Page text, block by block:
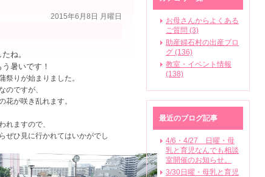
2015年6月8日 月曜日
ね。
暑いです！
祭りが始まりました。
のですが、
花が咲き乱れます。
れますので、
ぜひ見に行かれてはいかがでし
お母さんからよくある
ご質問 (3)
助産婦石村の出産ブロ
グ (136)
教室・イベント情報
(138)
最近のブログ記事
4/6・4/27 日曜・母
乳と育児なんでも相談
室開催のお知らせ。
3/30日曜・母乳と育児